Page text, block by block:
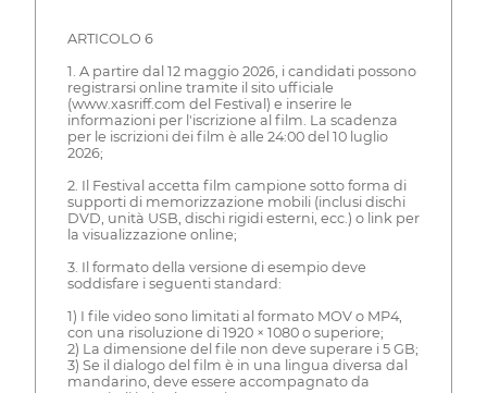
ARTICOLO 6
1. A partire dal 12 maggio 2026, i candidati possono
registrarsi online tramite il sito ufficiale
(www.xasriff.com del Festival) e inserire le
informazioni per l'iscrizione al film. La scadenza
per le iscrizioni dei film è alle 24:00 del 10 luglio
2026;
2. Il Festival accetta film campione sotto forma di
supporti di memorizzazione mobili (inclusi dischi
DVD, unità USB, dischi rigidi esterni, ecc.) o link per
la visualizzazione online;
3. Il formato della versione di esempio deve
soddisfare i seguenti standard:
1) I file video sono limitati al formato MOV o MP4,
con una risoluzione di 1920 × 1080 o superiore;
2) La dimensione del file non deve superare i 5 GB;
3) Se il dialogo del film è in una lingua diversa dal
mandarino, deve essere accompagnato da